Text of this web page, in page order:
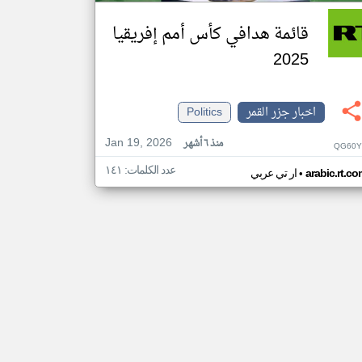
قائمة هدافي كأس أمم إفريقيا
2025
اخبار جزر القمر
Politics
Jan 19, 2026
منذ ٦ أشهر
ار تي عربي• عدد الكلمات: ١٤١